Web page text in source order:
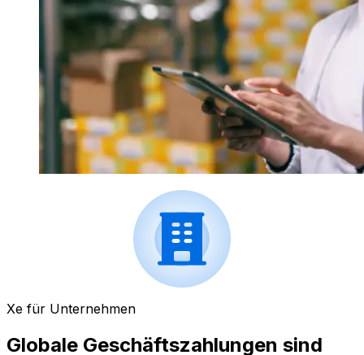
Xe für Unternehmen
Globale Geschäftszahlungen sind